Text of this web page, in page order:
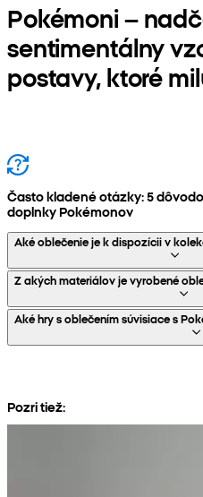
Pokémoni –
sentimentálny
postavy, ktoré
Často kladené otázky: 5
doplnky Pokémonov
Aké oblečenie je k dispozícii v
Z akých materiálov je vyrobené
Aké hry s oblečením súvisiace s
Pozri tiež: